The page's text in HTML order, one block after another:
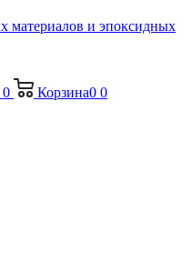
0 Корзина0 0